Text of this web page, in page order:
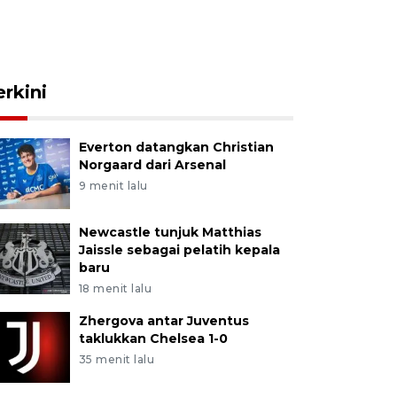
Everton datangkan Christian
Norgaard dari Arsenal
9 menit lalu
Newcastle tunjuk Matthias
Jaissle sebagai pelatih kepala
baru
18 menit lalu
Zhergova antar Juventus
taklukkan Chelsea 1-0
35 menit lalu